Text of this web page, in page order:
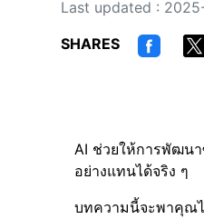
Last updated :
SHARES
AI ช่วยให้การพัฒน
อย่างแทนได้จริง ๆ
บทความนี้จะพาคุณไ